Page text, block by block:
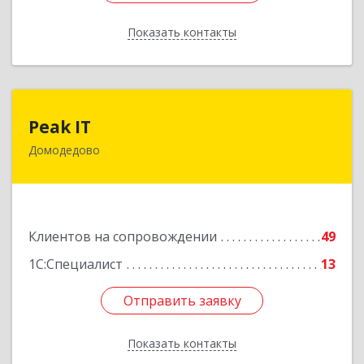
Показать контакты
Назад
Peak IT
Домодедово
Клиентов на сопровождении
49
1С:Специалист
13
Отправить заявку
Показать контакты
142073, Московская обл, Домодедово г,
Отправить заявку
Назад